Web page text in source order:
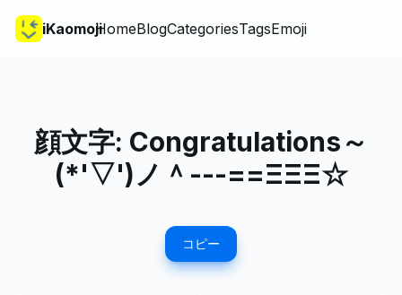
iKaomojiHomeBlogCategoriesTagsEmoji
顔文字: Congratulations～
(*'▽')ノ＾---==ΞΞΞ☆
コピー